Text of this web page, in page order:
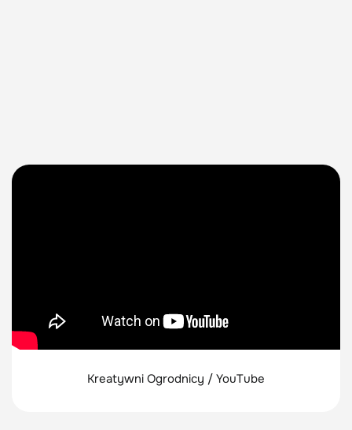
Kreatywni Ogrodnicy / YouTube